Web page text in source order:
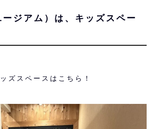
ジアム）は、キッズスペー
ズスペースはこちら！